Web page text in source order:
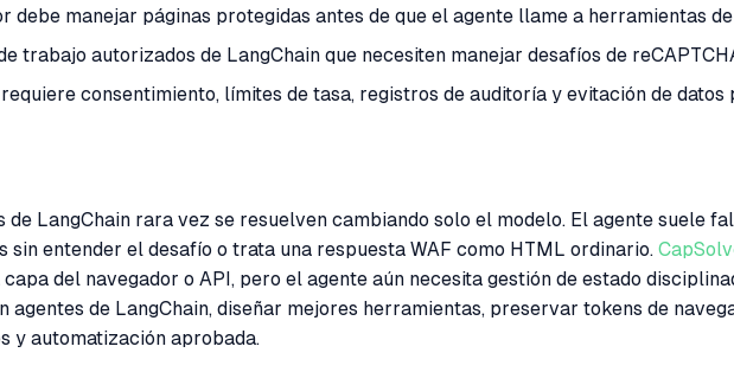
debe manejar páginas protegidas antes de que el agente llame a herramientas de
trabajo autorizados de LangChain que necesiten manejar desafíos de
consentimiento, límites de tasa, registros de auditoría y evitación de datos
de LangChain rara vez se resuelven cambiando solo el modelo. El agente suele
sin entender el desafío o trata una respuesta WAF como HTML ordinario.
del navegador o API, pero el agente aún necesita gestión de estado
agentes de LangChain, diseñar mejores herramientas, preservar tokens de
y automatización aprobada.